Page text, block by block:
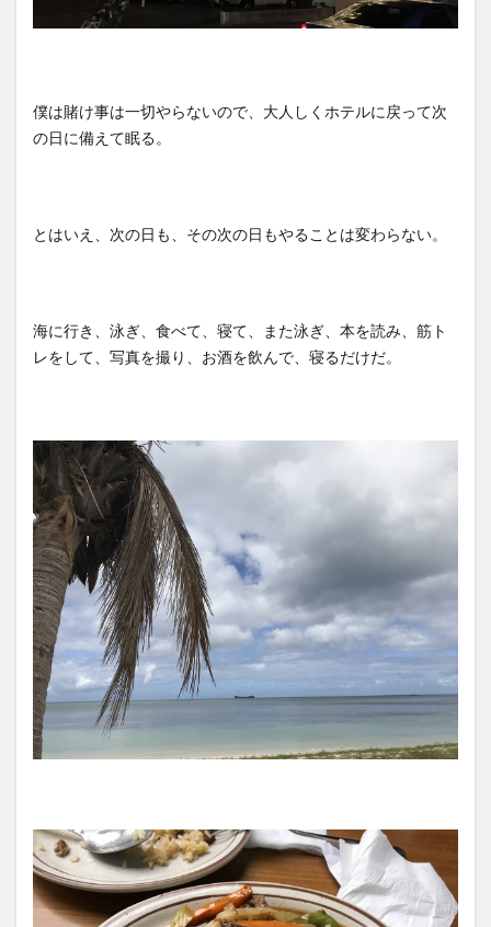
僕は賭け事は一切やらないので、大人しくホテルに戻って次
の日に備えて眠る。
とはいえ、次の日も、その次の日もやることは変わらない。
海に行き、泳ぎ、食べて、寝て、また泳ぎ、本を読み、筋ト
レをして、写真を撮り、お酒を飲んで、寝るだけだ。